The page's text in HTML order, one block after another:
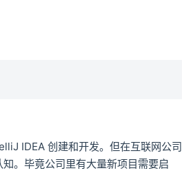
IDEA 创建和开发。但在互联网公司
。毕竟公司里有大量新项目需要启